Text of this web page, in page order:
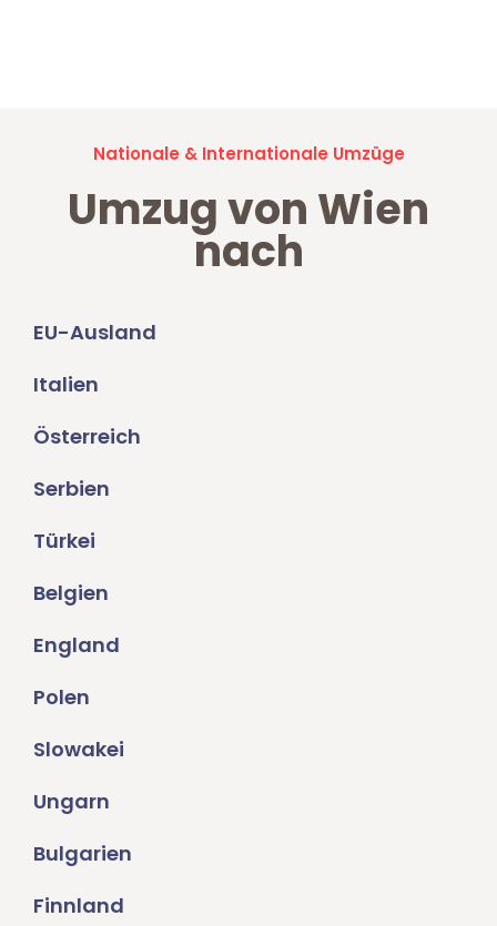
Nationale & Internationale Umzüge
Umzug von Wien
nach
EU-Ausland
Italien
Österreich
Serbien
Türkei
Belgien
England
Polen
Slowakei
Ungarn
Bulgarien
Finnland